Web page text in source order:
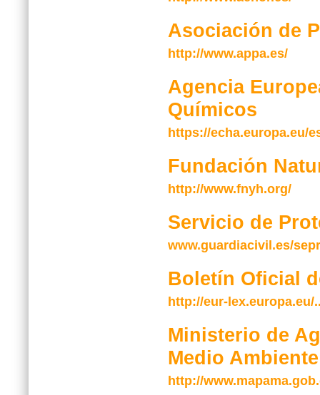
Asociación de
http://www.appa.es/
Agencia
Químicos
https://echa.europa.eu/
Fundación
http://www.fnyh.org/
Servicio de
www.guardiacivil.es/
Boletín Oficial
http://eur-lex.europa.eu/
Ministerio de
Medio Ambiente
http://